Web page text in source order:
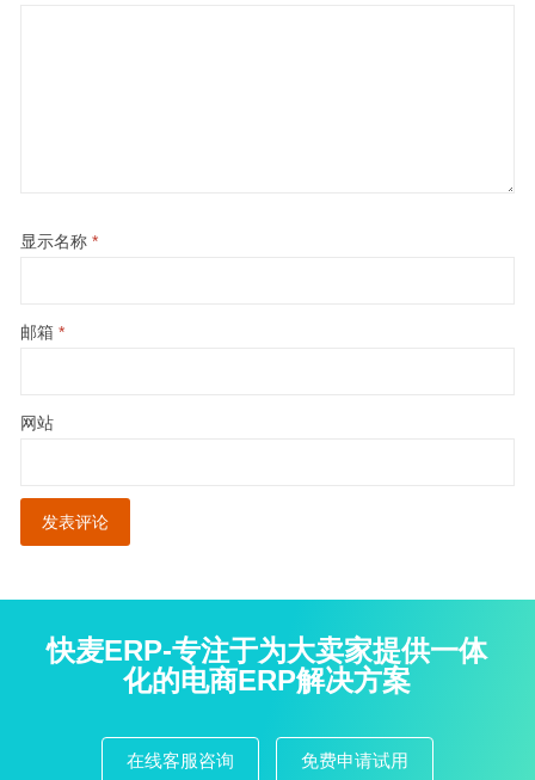
显示名称 *
邮箱 *
网站
快麦ERP-专注于为大卖家提供一体
化的电商ERP解决方案
在线客服咨询 免费申请试用